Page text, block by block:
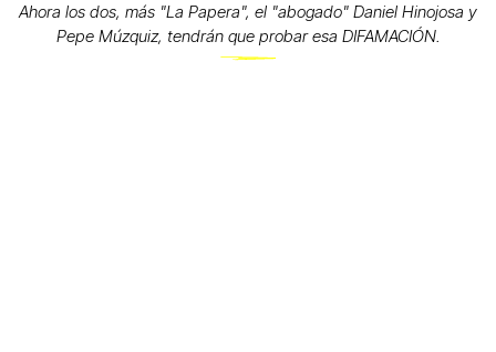
Ahora los dos, más "La Papera", el "abogado" Daniel Hinojosa y
Pepe Múzquiz, tendrán que probar esa DIFAMACIÓN.